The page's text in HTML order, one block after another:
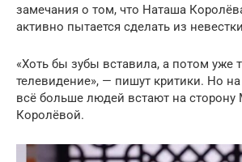
замечания о том, что Наташа
активно пытается сделать из
«Хоть бы зубы вставила, а потом уже
телевидение», — пишут критики. Но
всё больше людей встают на
Королёвой.